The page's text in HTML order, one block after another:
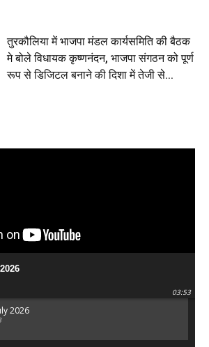
तुरकौलिया में भाजपा मंडल कार्यसमिति की बैठक
मे बोले विधायक कृष्णनंदन, भाजपा संगठन को पूर्ण
रूप से डिजिटल बनाने की दिशा में तेजी से...
03:53
2026